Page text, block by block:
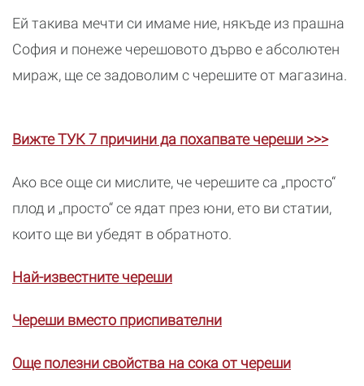
Ей такива мечти си имаме ние, някъде из прашна
София и понеже черешовото дърво е абсолютен
мираж, ще се задоволим с черешите от магазина.
Вижте ТУК 7 причини да похапвате череши >>>
Ако все още си мислите, че черешите са „просто“
плод и „просто“ се ядат през юни, ето ви статии,
които ще ви убедят в обратното.
Най-известните череши
Череши вместо приспивателни
Още полезни свойства на сока от череши